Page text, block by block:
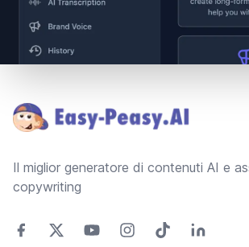
Il miglior generatore di contenuti AI e
copywriting